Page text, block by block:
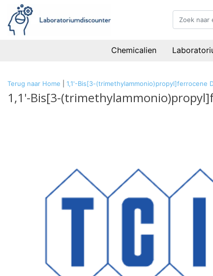
Chemicalien
Terug naar Home 1,1'-Bis[3-(trimethylammonio)propyl]ferrocene
1,1'-Bis[3-